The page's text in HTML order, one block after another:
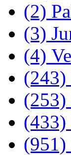
(2)
(3)
(4)
(243)
(433)
(951)